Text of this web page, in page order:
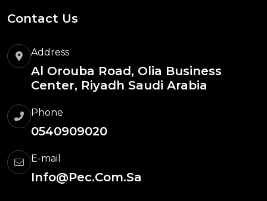
Contact Us
Address
Al Orouba Road, Olia Business
Center, Riyadh Saudi Arabia
Phone
0540909020
E-mail
Info@pec.com.sa